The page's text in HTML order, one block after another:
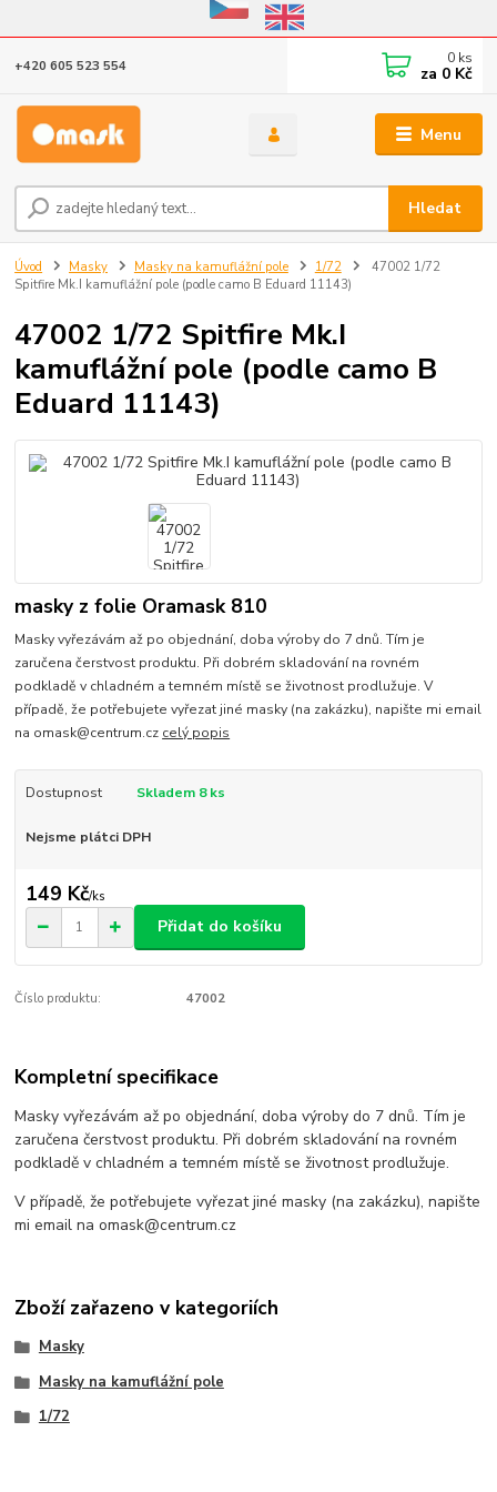
Eshop v provozu do 31.10.2026
Menu
Hledat
+420 605 523 554 0 ks
za 0 Kč
Úvod Masky Masky na kamuflážní pole 1/72
47002 1/72
Spitfire Mk.I kamuflážní pole (podle camo B Eduard 11143)
47002 1/72 Spitfire Mk.I
kamuflážní pole (podle camo B
Eduard 11143)
masky z folie Oramask 810
Masky vyřezávám až po objednání, doba výroby do 7 dnů. Tím je
zaručena čerstvost produktu. Při dobrém skladování na rovném
podkladě v chladném a temném místě se životnost prodlužuje. V
případě, že potřebujete vyřezat jiné masky (na zakázku), napište mi email
na omask@centrum.cz celý popis
Dostupnost Skladem 8 ks
Nejsme plátci DPH
149 Kč/ks
Přidat do košíku
Číslo produktu: 47002
Kompletní specifikace
Masky vyřezávám až po objednání, doba výroby do 7 dnů. Tím je
zaručena čerstvost produktu. Při dobrém skladování na rovném
podkladě v chladném a temném místě se životnost prodlužuje.
V případě, že potřebujete vyřezat jiné masky (na zakázku), napište
mi email na omask@centrum.cz
Zboží zařazeno v kategoriích
Masky
Masky na kamuflážní pole
1/72